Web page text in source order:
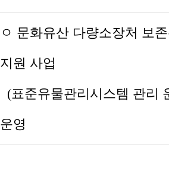
ㅇ 문화유산 다량소장처 보
지원 사업
(표준유물관리시스템 관리
운영